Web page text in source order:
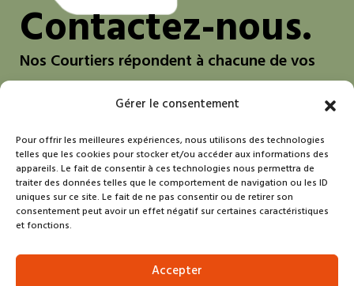
Gérer le consentement
Pour offrir les meilleures expériences, nous utilisons des technologies
telles que les cookies pour stocker et/ou accéder aux informations des
appareils. Le fait de consentir à ces technologies nous permettra de
traiter des données telles que le comportement de navigation ou les ID
uniques sur ce site. Le fait de ne pas consentir ou de retirer son
consentement peut avoir un effet négatif sur certaines caractéristiques
et fonctions.
Accepter
Contactez-nous.
Nos Courtiers répondent à chacune de vos
Contact
Politiques de données et de